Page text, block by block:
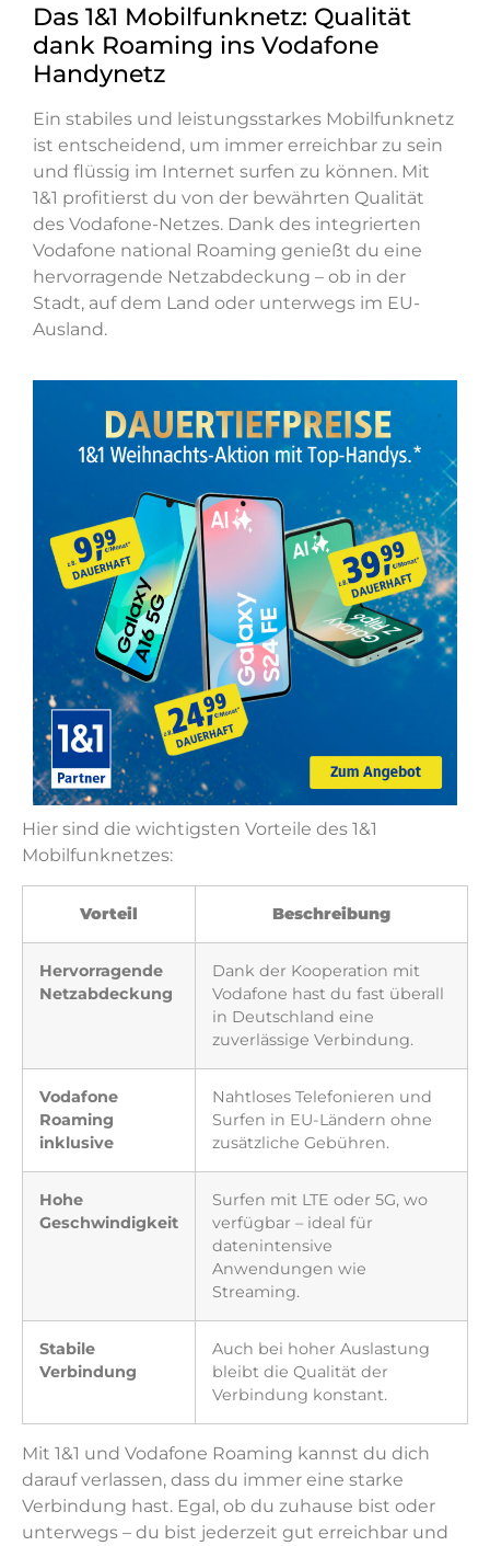
Das 1&1 Mobilfunknetz: Qualität
dank Roaming ins Vodafone
Handynetz
Ein stabiles und leistungsstarkes Mobilfunknetz
ist entscheidend, um immer erreichbar zu sein
und flüssig im Internet surfen zu können. Mit
1&1 profitierst du von der bewährten Qualität
des Vodafone-Netzes. Dank des integrierten
Vodafone national Roaming genießt du eine
hervorragende Netzabdeckung – ob in der
Stadt, auf dem Land oder unterwegs im EU-
Ausland.
Hier sind die wichtigsten Vorteile des 1&1
Mobilfunknetzes:
Vorteil Beschreibung
Hervorragende
Netzabdeckung
Dank der Kooperation mit
Vodafone hast du fast überall
in Deutschland eine
zuverlässige Verbindung.
Vodafone
Roaming
inklusive
Nahtloses Telefonieren und
Surfen in EU-Ländern ohne
zusätzliche Gebühren.
Hohe
Geschwindigkeit
Surfen mit LTE oder 5G, wo
verfügbar – ideal für
datenintensive
Anwendungen wie
Streaming.
Stabile
Verbindung
Auch bei hoher Auslastung
bleibt die Qualität der
Verbindung konstant.
Mit 1&1 und Vodafone Roaming kannst du dich
darauf verlassen, dass du immer eine starke
Verbindung hast. Egal, ob du zuhause bist oder
unterwegs – du bist jederzeit gut erreichbar und